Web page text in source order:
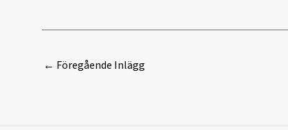
← Föregående Inlägg